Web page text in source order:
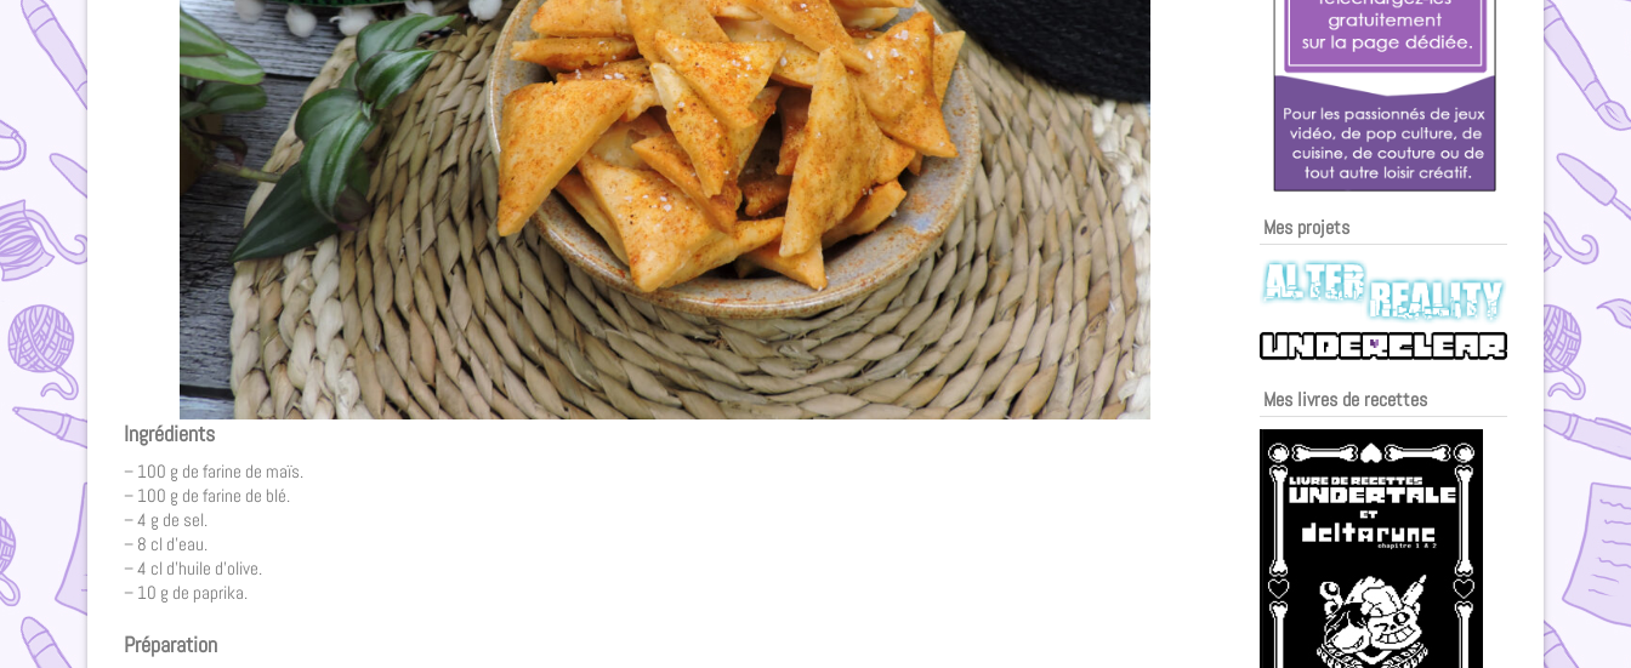
Ingrédients
– 100 g de farine de maïs.
– 100 g de farine de blé.
– 4 g de sel.
– 8 cl d’eau.
– 4 cl d’huile d’olive.
– 10 g de paprika.
Préparation
Mes projets
Mes livres de recettes